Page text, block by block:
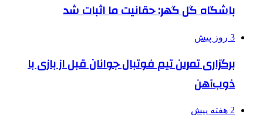
باشگاه گل گهر: حقانیت ما اثبات شد
3 روز پیش
برگزاری تمرین تیم فوتبال جوانان قبل از بازی با
ذوب‌آهن
2 هفته پیش